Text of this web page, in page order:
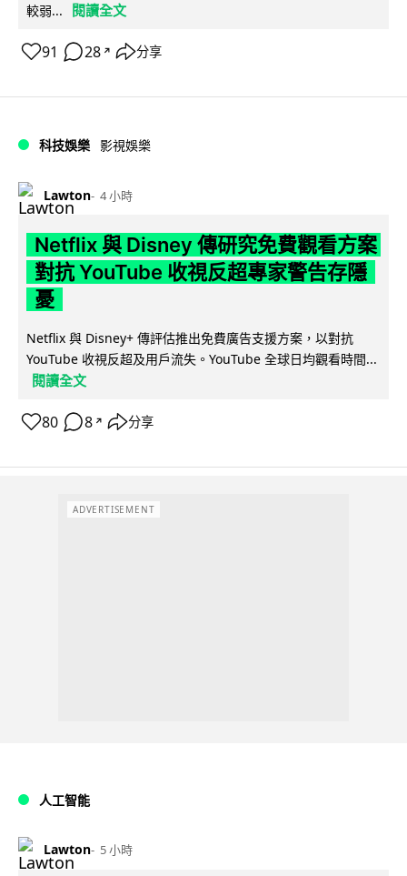
較弱...
閱讀全文
91 28 ↗ 分享
科技娛樂 影視娛樂
Lawton 4 小時
Netflix 與 Disney 傳研究免費觀看方案
對抗 YouTube 收視反超專家警告存隱
憂
Netflix 與 Disney+ 傳評估推出免費廣告支援方案，以對抗
YouTube 收視反超及用戶流失。YouTube 全球日均觀看時間...
閱讀全文
80 8 ↗ 分享
ADVERTISEMENT
人工智能
Lawton 5 小時